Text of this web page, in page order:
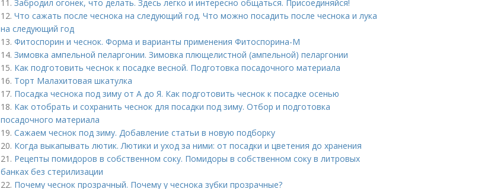
11. Забродил огонек, что делать. Здесь легко и интересно общаться. Присоединяйся!
12. Что сажать после чеснока на следующий год. Что можно посадить после чеснока и лука
на следующий год
13. Фитоспорин и чеснок. Форма и варианты применения Фитоспорина-М
14. Зимовка ампельной пеларгонии. Зимовка плющелистной (ампельной) пеларгонии
15. Как подготовить чеснок к посадке весной. Подготовка посадочного материала
16. Торт Малахитовая шкатулка
17. Посадка чеснока под зиму от А до Я. Как подготовить чеснок к посадке осенью
18. Как отобрать и сохранить чеснок для посадки под зиму. Отбор и подготовка
посадочного материала
19. Сажаем чеснок под зиму. Добавление статьи в новую подборку
20. Когда выкапывать лютик. Лютики и уход за ними: от посадки и цветения до хранения
21. Рецепты помидоров в собственном соку. Помидоры в собственном соку в литровых
банках без стерилизации
22. Почему чеснок прозрачный. Почему у чеснока зубки прозрачные?